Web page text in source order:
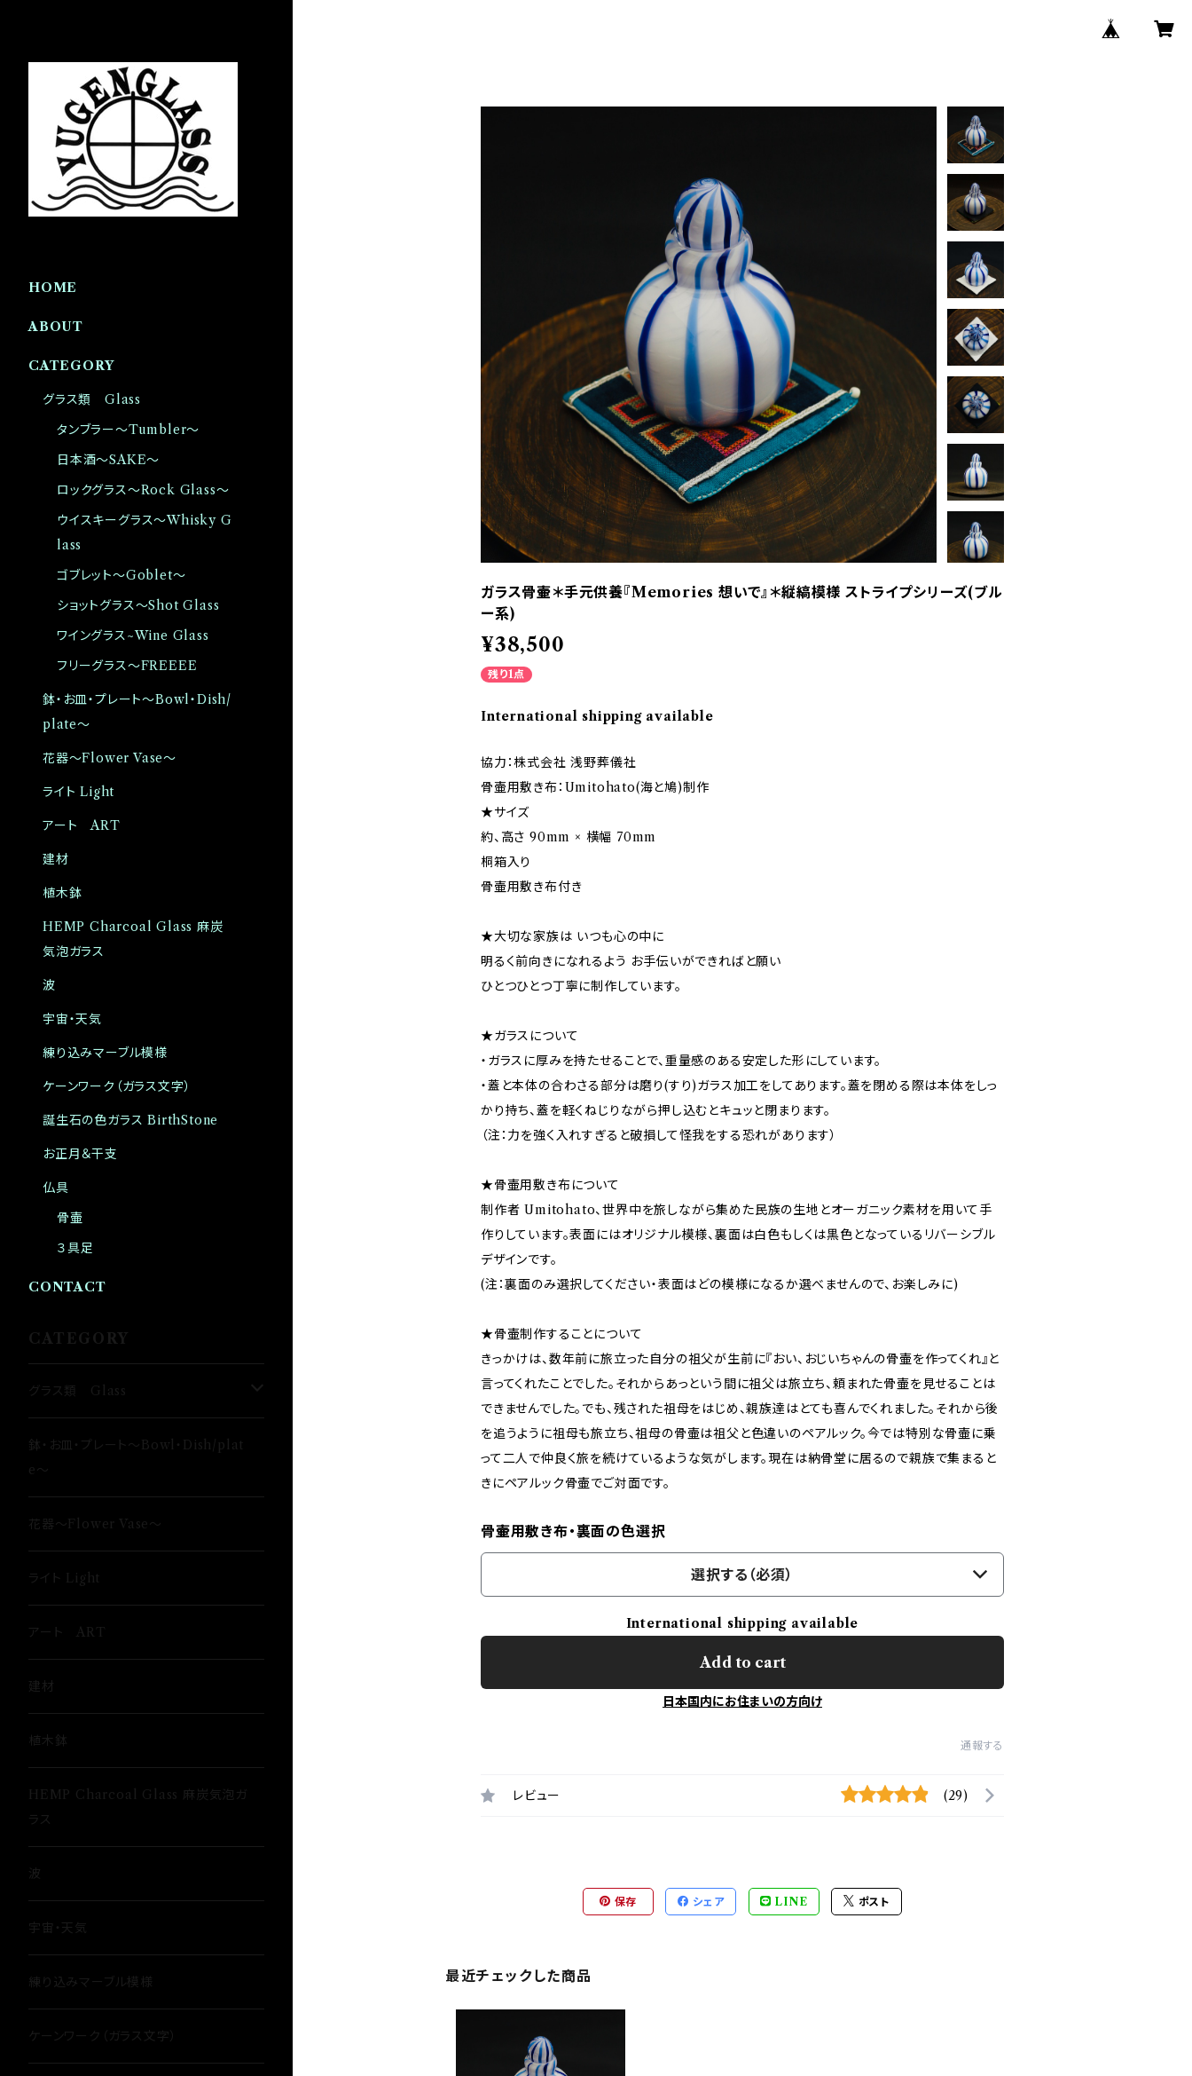
ガラス骨壷＊手元供養『Memories 想いで』＊縦縞模様 ストライプシリーズ(ブル
ー系)
¥38,500
残り1点
International shipping available
協力：株式会社 浅野葬儀社
骨壷用敷き布：Umitohato(海と鳩)制作
★サイズ
約、高さ 90mm × 横幅 70mm
桐箱入り
骨壷用敷き布付き
★大切な家族は いつも心の中に
明るく前向きになれるよう お手伝いができればと願い
ひとつひとつ丁寧に制作しています。
★ガラスについて
・ガラスに厚みを持たせることで、重量感のある安定した形にしています。
・蓋と本体の合わさる部分は磨り(すり)ガラス加工をしてあります。蓋を閉める際は本体をしっ
かり持ち、蓋を軽くねじりながら押し込むとキュッと閉まります。
（注：力を強く入れすぎると破損して怪我をする恐れがあります）
★骨壷用敷き布について
制作者 Umitohato、世界中を旅しながら集めた民族の生地とオーガニック素材を用いて手
作りしています。表面にはオリジナル模様、裏面は白色もしくは黒色となっているリバーシブル
デザインです。
(注：裏面のみ選択してください・表面はどの模様になるか選べませんので、お楽しみに)
★骨壷制作することについて
きっかけは、数年前に旅立った自分の祖父が生前に『おい、おじいちゃんの骨壷を作ってくれ』と
言ってくれたことでした。それからあっという間に祖父は旅立ち、頼まれた骨壷を見せることは
できませんでした。でも、残された祖母をはじめ、親族達はとても喜んでくれました。それから後
を追うように祖母も旅立ち、祖母の骨壷は祖父と色違いのペアルック。今では特別な骨壷に乗
って二人で仲良く旅を続けているような気がします。現在は納骨堂に居るので親族で集まると
きにペアルック骨壷でご対面です。
骨壷用敷き布・裏面の色選択
選択する（必須）
International shipping available
Add to cart
日本国内にお住まいの方向け
通報する
レビュー (29)
保存 シェア LINE ポスト
最近チェックした商品
HOME
ABOUT
CATEGORY
グラス類 Glass
タンブラー〜Tumbler〜
日本酒〜SAKE〜
ロックグラス〜Rock Glass〜
ウイスキーグラス〜Whisky G
lass
ゴブレット〜Goblet〜
ショットグラス〜Shot Glass
ワイングラス~Wine Glass
フリーグラス〜FREEEE
鉢・お皿・プレート〜Bowl・Dish/
plate〜
花器〜Flower Vase〜
ライト Light
アート ART
建材
植木鉢
HEMP Charcoal Glass 麻炭
気泡ガラス
波
宇宙・天気
練り込みマーブル模様
ケーンワーク（ガラス文字）
誕生石の色ガラス BirthStone
お正月＆干支
仏具
骨壷
３具足
CONTACT
CATEGORY
グラス類 Glass
タンブラー〜Tumbler〜
日本酒〜SAKE〜
ロックグラス〜Rock Glass〜
ウイスキーグラス〜Whisky Glass
ゴブレット〜Goblet〜
ショットグラス〜Shot Glass
ワイングラス~Wine Glass
フリーグラス〜FREEEE
鉢・お皿・プレート〜Bowl・Dish/plat
e〜
花器〜Flower Vase〜
ライト Light
アート ART
建材
植木鉢
HEMP Charcoal Glass 麻炭気泡ガ
ラス
波
宇宙・天気
練り込みマーブル模様
ケーンワーク（ガラス文字）